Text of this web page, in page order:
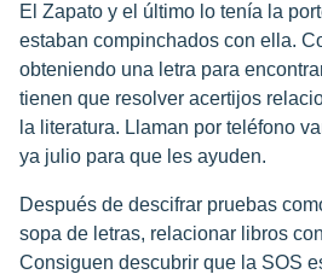
El Zapato y el último lo tenía la
estaban compinchados con ella.
obteniendo una letra para
tienen que resolver acertijos
la literatura. Llaman por teléfono
ya julio para que les ayuden.
Después de descifrar pruebas
sopa de letras, relacionar libros
Consiguen descubrir que la SOS